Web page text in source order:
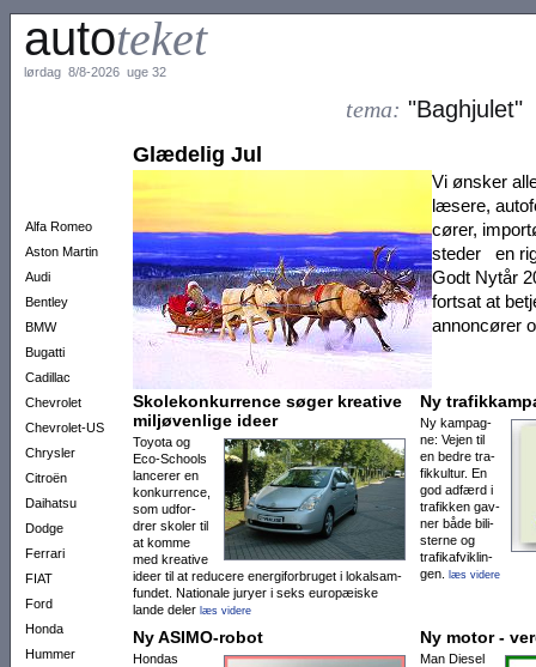
autoteket
lørdag 8/8-2026 uge 32
Alfa Romeo
Aston Martin
Audi
Bentley
BMW
Bugatti
Cadillac
Chevrolet
Chevrolet-US
Chrysler
Citroën
Daihatsu
Dodge
Ferrari
FIAT
Ford
Honda
Hummer
tema: "Baghjulet"
Glædelig Jul
Vi ønsker
læsere,
cører,
steder en
Godt Nytår
fortsat at
annoncører
Skolekonkurrence søger kreative
miljøvenlige ideer
Toyota og
Eco-Schools
lancerer en
konkur­rence,
som udfor­
drer sko­ler til
at komme
med kreative
ideer til at re­ducere energifor­bruget i lokal­sam­
fundet. Natio­nale juryer i seks euro­pæ­iske
lande deler læs videre
Ny
Ny kam­pag­
ne: Ve­jen til
en bedre tra­
fik­­kul­tur. En
god ad­færd i
tra­fik­­ken gav­
ner bå­de bili­
sterne og
trafik­afvik­lin­
gen.
læs videre
Ny ASIMO-robot
Hondas
Ny motor -
Man Diesel